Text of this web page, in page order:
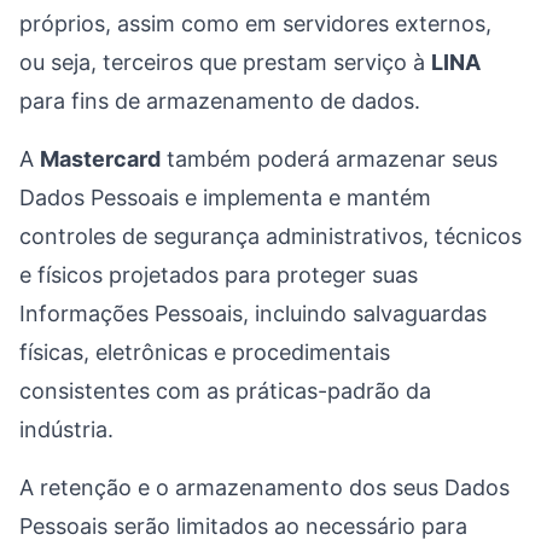
próprios, assim como em servidores externos,
ou seja, terceiros que prestam serviço à LINA
para fins de armazenamento de dados.
A Mastercard também poderá armazenar seus
Dados Pessoais e implementa e mantém
controles de segurança administrativos, técnicos
e físicos projetados para proteger suas
Informações Pessoais, incluindo salvaguardas
físicas, eletrônicas e procedimentais
consistentes com as práticas-padrão da
indústria.
A retenção e o armazenamento dos seus Dados
Pessoais serão limitados ao necessário para